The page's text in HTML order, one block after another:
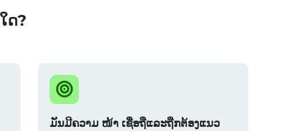
ດ?
ມັນມີຄວາມ ໜ້າ ເຊື່ອຖືແລະຖືກຕ້ອງແນວ